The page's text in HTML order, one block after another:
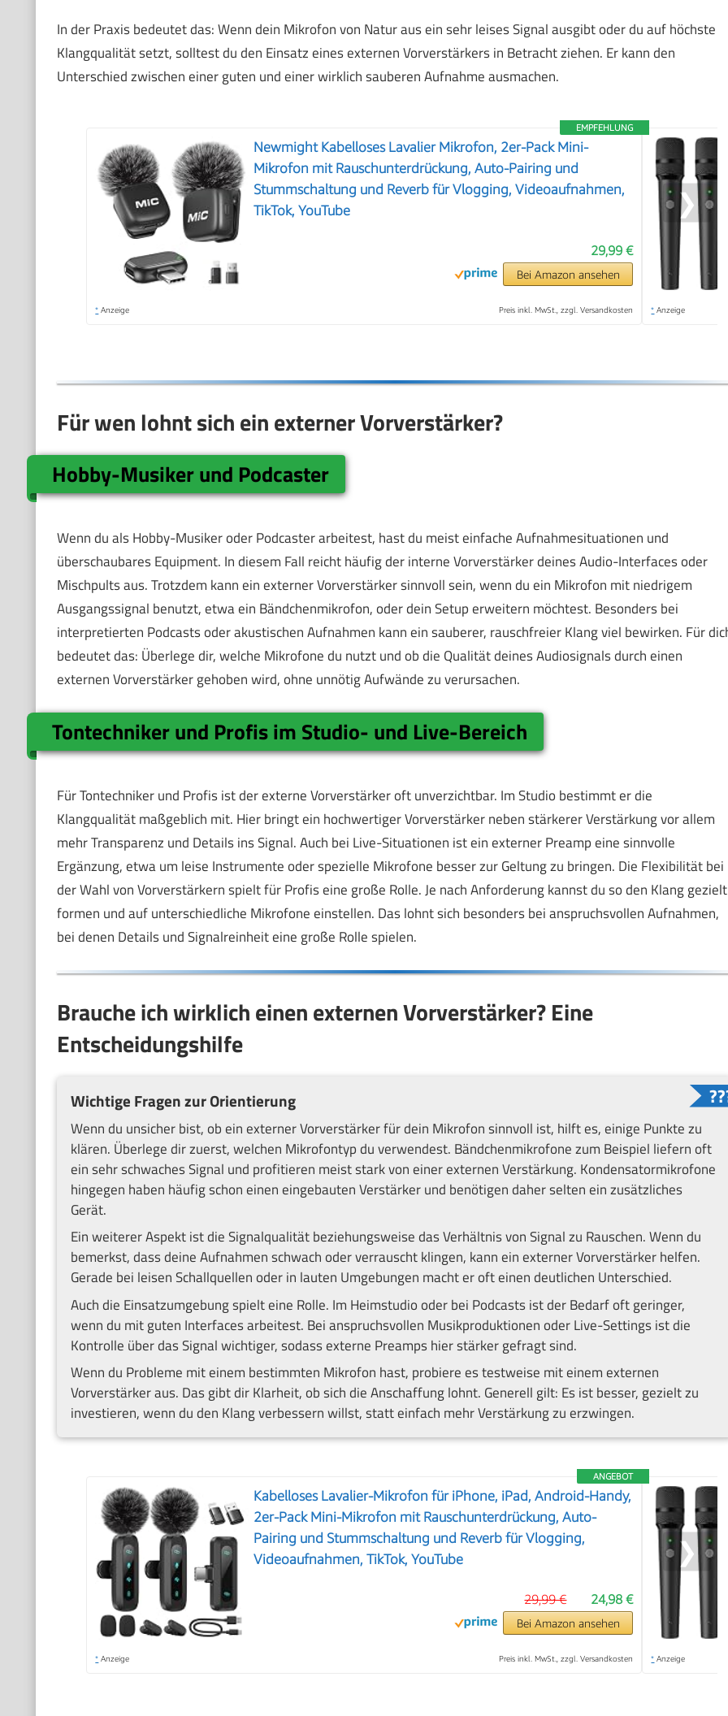
In der Praxis bedeutet das: Wenn dein Mikrofon von Natur aus ein sehr leises Signal ausgibt oder du auf höchste
Klangqualität setzt, solltest du den Einsatz eines externen Vorverstärkers in Betracht ziehen. Er kann den
Unterschied zwischen einer guten und einer wirklich sauberen Aufnahme ausmachen.
EMPFEHLUNG
Newmight Kabelloses Lavalier Mikrofon, 2er-Pack Mini-
Mikrofon mit Rauschunterdrückung, Auto-Pairing und
Stummschaltung und Reverb für Vlogging, Videoaufnahmen,
TikTok, YouTube
29,99 €
Bei Amazon ansehen
* Anzeige Preis inkl. MwSt., zzgl. Versandkosten * Anzeige
❯
Für wen lohnt sich ein externer Vorverstärker?
Hobby-Musiker und Podcaster
Wenn du als Hobby-Musiker oder Podcaster arbeitest, hast du meist einfache Aufnahmesituationen und
überschaubares Equipment. In diesem Fall reicht häufig der interne Vorverstärker deines Audio-Interfaces oder
Mischpults aus. Trotzdem kann ein externer Vorverstärker sinnvoll sein, wenn du ein Mikrofon mit niedrigem
Ausgangssignal benutzt, etwa ein Bändchenmikrofon, oder dein Setup erweitern möchtest. Besonders bei
interpretierten Podcasts oder akustischen Aufnahmen kann ein sauberer, rauschfreier Klang viel bewirken. Für
bedeutet das: Überlege dir, welche Mikrofone du nutzt und ob die Qualität deines Audiosignals durch einen
externen Vorverstärker gehoben wird, ohne unnötig Aufwände zu verursachen.
Tontechniker und Profis im Studio- und Live-Bereich
Für Tontechniker und Profis ist der externe Vorverstärker oft unverzichtbar. Im Studio bestimmt er die
Klangqualität maßgeblich mit. Hier bringt ein hochwertiger Vorverstärker neben stärkerer Verstärkung vor allem
mehr Transparenz und Details ins Signal. Auch bei Live-Situationen ist ein externer Preamp eine sinnvolle
Ergänzung, etwa um leise Instrumente oder spezielle Mikrofone besser zur Geltung zu bringen. Die Flexibilität bei
der Wahl von Vorverstärkern spielt für Profis eine große Rolle. Je nach Anforderung kannst du so den Klang gezielt
formen und auf unterschiedliche Mikrofone einstellen. Das lohnt sich besonders bei anspruchsvollen Aufnahmen,
bei denen Details und Signalreinheit eine große Rolle spielen.
Brauche ich wirklich einen externen Vorverstärker? Eine
Entscheidungshilfe
Wichtige Fragen zur Orientierung
Wenn du unsicher bist, ob ein externer Vorverstärker für dein Mikrofon sinnvoll ist, hilft es, einige Punkte zu
klären. Überlege dir zuerst, welchen Mikrofontyp du verwendest. Bändchenmikrofone zum Beispiel liefern oft
ein sehr schwaches Signal und profitieren meist stark von einer externen Verstärkung. Kondensatormikrofone
hingegen haben häufig schon einen eingebauten Verstärker und benötigen daher selten ein zusätzliches
Gerät.
Ein weiterer Aspekt ist die Signalqualität beziehungsweise das Verhältnis von Signal zu Rauschen. Wenn du
bemerkst, dass deine Aufnahmen schwach oder verrauscht klingen, kann ein externer Vorverstärker helfen.
Gerade bei leisen Schallquellen oder in lauten Umgebungen macht er oft einen deutlichen Unterschied.
Auch die Einsatzumgebung spielt eine Rolle. Im Heimstudio oder bei Podcasts ist der Bedarf oft geringer,
wenn du mit guten Interfaces arbeitest. Bei anspruchsvollen Musikproduktionen oder Live-Settings ist die
Kontrolle über das Signal wichtiger, sodass externe Preamps hier stärker gefragt sind.
Wenn du Probleme mit einem bestimmten Mikrofon hast, probiere es testweise mit einem externen
Vorverstärker aus. Das gibt dir Klarheit, ob sich die Anschaffung lohnt. Generell gilt: Es ist besser, gezielt zu
investieren, wenn du den Klang verbessern willst, statt einfach mehr Verstärkung zu erzwingen.
ANGEBOT
Kabelloses Lavalier-Mikrofon für iPhone, iPad, Android-Handy,
2er-Pack Mini-Mikrofon mit Rauschunterdrückung, Auto-
Pairing und Stummschaltung und Reverb für Vlogging,
Videoaufnahmen, TikTok, YouTube
24,98 €
29,99 €
Bei Amazon ansehen
* Anzeige Preis inkl. MwSt., zzgl. Versandkosten * Anzeige
❯